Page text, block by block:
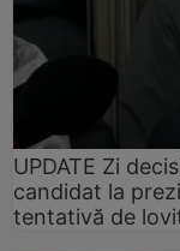
UPDATE Zi
candidat la
tentativă de